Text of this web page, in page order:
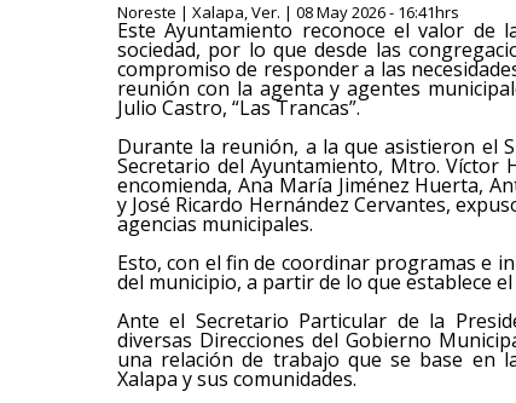
Noreste | Xalapa, Ver. | 08 May 2026 - 16:41hrs
Este Ayuntamiento reconoce el valor de
sociedad, por lo que desde las
compromiso de responder a las
reunión con la agenta y agentes
Julio Castro, “Las Trancas”.
Durante la reunión, a la que asistieron el
Secretario del Ayuntamiento, Mtro. Víctor
encomienda, Ana María Jiménez Huerta,
y José Ricardo Hernández Cervantes,
agencias municipales.
Esto, con el fin de coordinar programas e
del municipio, a partir de lo que establece
Ante el Secretario Particular de la
diversas Direcciones del Gobierno
una relación de trabajo que se base en
Xalapa y sus comunidades.